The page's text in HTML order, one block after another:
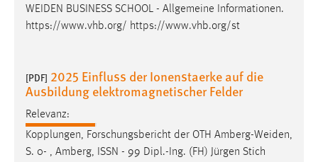
WEIDEN BUSINESS SCHOOL - Allgemeine Informationen.
https://www.vhb.org/ https://www.vhb.org/st
[PDF] 2025 Einfluss der Ionenstaerke auf die
Ausbildung elektromagnetischer Felder
Relevanz:
Kopplungen, Forschungsbericht der OTH Amberg-Weiden,
S. 0- , Amberg, ISSN - 99 Dipl.-Ing. (FH) Jürgen Stich